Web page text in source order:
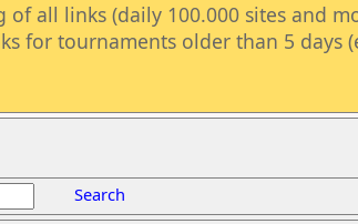
all links (daily 100.000 sites and
for tournaments older than 5 days
Search